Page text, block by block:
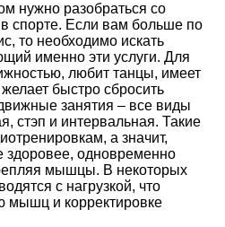
нужно разобраться со
спорте. Если вам больше по
то необходимо искать
именно эти услуги. Для
любит танцы, имеет
быстро сбросить
занятия – все виды
стэп и интервальная. Такие
а значит,
здоровее, одновременно
мышцы. В некоторых
с нагрузкой, что
мышц и корректировке